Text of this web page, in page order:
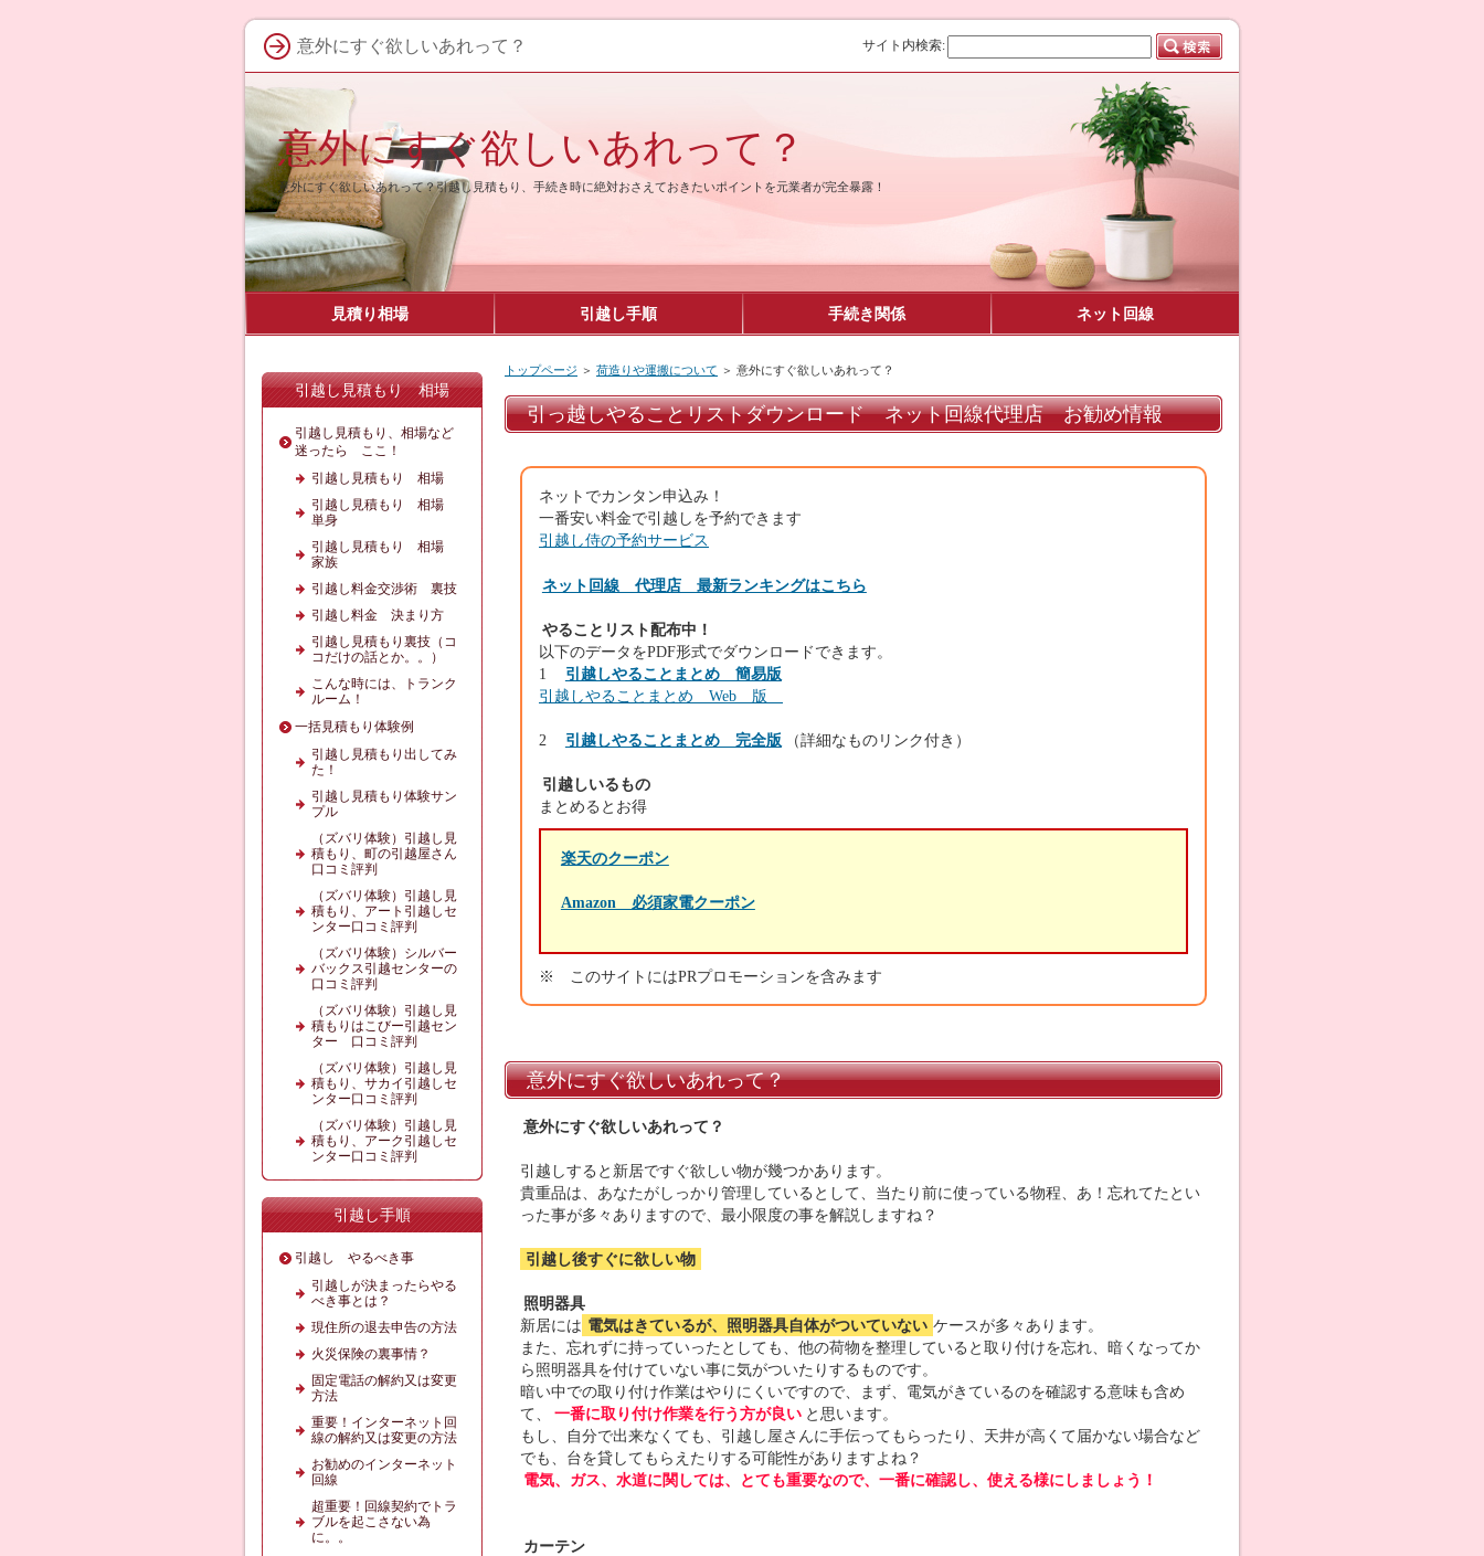
意外にすぐ欲しいあれって？
意外にすぐ欲しいあれって？
意外にすぐ欲しいあれって？引越し見積もり、手続き時に絶対おさえておきたいポイントを元業者が完全暴露！
トップページ ＞ 荷造りや運搬について ＞ 意外にすぐ欲しいあれって？
引っ越しやることリストダウンロード ネット回線代理店 お勧め情報
ネットでカンタン申込み！
一番安い料金で引越しを予約できます
引越し侍の予約サービス
ネット回線 代理店 最新ランキングはこちら
やることリスト配布中！
以下のデータをPDF形式でダウンロードできます。
1
引越しやることまとめ 簡易版
引越しやることまとめ Web 版
2 引越しやることまとめ 完全版 （詳細なものリンク付き）
引越しいるもの
まとめるとお得
楽天のクーポン
Amazon 必須家電クーポン
※ このサイトにはPRプロモーションを含みます
意外にすぐ欲しいあれって？
意外にすぐ欲しいあれって？
引越しすると新居ですぐ欲しい物が幾つかあります。
貴重品は、あなたがしっかり管理しているとして、当たり前に使っている物程、あ！忘れてたとい
った事が多々ありますので、最小限度の事を解説しますね？
引越し後すぐに欲しい物
照明器具
新居には 電気はきているが、照明器具自体がついていない ケースが多々あります。
また、忘れずに持っていったとしても、他の荷物を整理していると取り付けを忘れ、暗くなってか
ら照明器具を付けていない事に気がついたりするものです。
暗い中での取り付け作業はやりにくいですので、まず、電気がきているのを確認する意味も含め
て、
一番に取り付け作業を行う方が良い と思います。
もし、自分で出来なくても、引越し屋さんに手伝ってもらったり、天井が高くて届かない場合など
でも、台を貸してもらえたりする可能性がありますよね？
電気、ガス、水道に関しては、とても重要なので、一番に確認し、使える様にしましょう！
カーテン
引越し見積もり 相場
引越し見積もり、相場など
迷ったら ここ！
引越し見積もり 相場
引越し見積もり 相場
単身
引越し見積もり 相場
家族
引越し料金交渉術 裏技
引越し料金 決まり方
引越し見積もり裏技（コ
コだけの話とか。。）
こんな時には、トランク
ルーム！
一括見積もり体験例
引越し見積もり出してみ
た！
引越し見積もり体験サン
プル
（ズバリ体験）引越し見
積もり、町の引越屋さん
口コミ評判
（ズバリ体験）引越し見
積もり、アート引越しセ
ンター口コミ評判
（ズバリ体験）シルバー
バックス引越センターの
口コミ評判
（ズバリ体験）引越し見
積もりはこびー引越セン
ター 口コミ評判
（ズバリ体験）引越し見
積もり、サカイ引越しセ
ンター口コミ評判
（ズバリ体験）引越し見
積もり、アーク引越しセ
ンター口コミ評判
引越し手順
引越し やるべき事
引越しが決まったらやる
べき事とは？
現住所の退去申告の方法
火災保険の裏事情？
固定電話の解約又は変更
方法
重要！インターネット回
線の解約又は変更の方法
お勧めのインターネット
回線
超重要！回線契約でトラ
ブルを起こさない為
に。。
見積り相場 引越し手順 手続き関係 ネット回線
サイト内検索: